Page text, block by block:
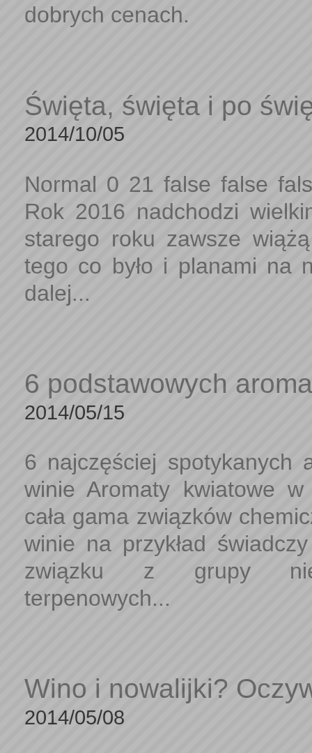
dobrych cenach.
Święta, święta i po
2014/10/05
Normal 0 21 false false
Rok 2016 nadchodzi
starego roku zawsze
tego co było i planami na
dalej...
6 podstawowych
2014/05/15
6 najczęściej spotykanych
winie Aromaty kwiatowe
cała gama związków
winie na przykład
związku z grupy
terpenowych...
Wino i nowalijki?
2014/05/08